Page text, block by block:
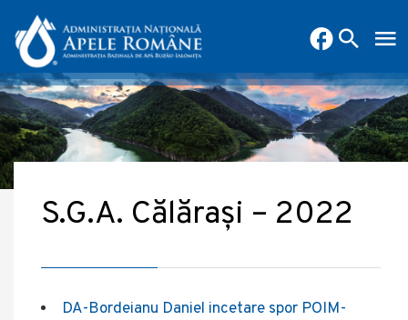
S.G.A. Călărași – 2022
DA-Bordeianu Daniel incetare spor POIM-